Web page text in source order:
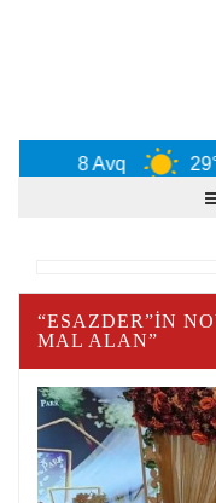
8 Avq 29°C
“ESAZDER”İN
MAL ALAN”